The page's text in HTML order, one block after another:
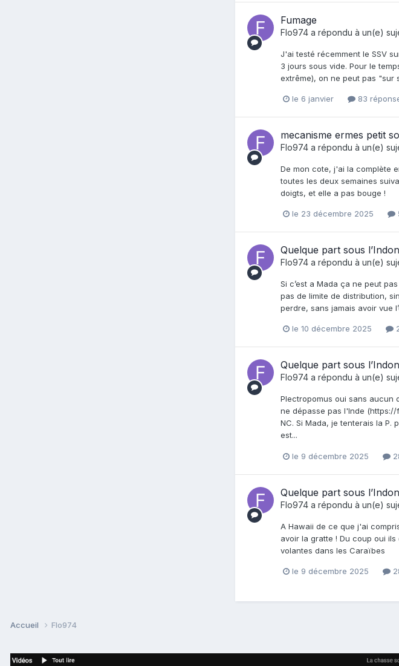
Fumage
Flo974 a répondu à un(e)
J'ai testé récemment le SSV
3 jours sous vide. Pour le
extrême), on ne peut pas "sur
le 6 janvier 83
mecanisme ermes petit
Flo974 a répondu à un(e)
De mon cote, j'ai la complète
toutes les deux semaines
doigts, et elle a pas bouge !
le 23 décembre 2025
Quelque part sous
Flo974 a répondu à un(e)
Si c’est a Mada ça ne peut
pas de limite de distribution,
perdre, sans jamais avoir vue
le 10 décembre 2025
Quelque part sous
Flo974 a répondu à un(e)
Plectropomus oui sans aucun
ne dépasse pas l'Inde
NC. Si Mada, je tenterais la
est...
le 9 décembre 2025
Quelque part sous
Flo974 a répondu à un(e)
A Hawaii de ce que j'ai
avoir la gratte ! Du coup oui
volantes dans les Caraïbes
le 9 décembre 2025
Accueil Flo974